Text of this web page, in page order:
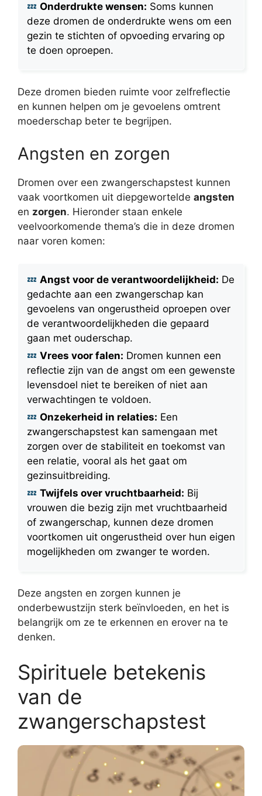
Onderdrukte wensen: Soms kunnen
deze dromen de onderdrukte wens om een
gezin te stichten of opvoeding ervaring op
te doen oproepen.
Deze dromen bieden ruimte voor zelfreflectie
en kunnen helpen om je gevoelens omtrent
moederschap beter te begrijpen.
Angsten en zorgen
Dromen over een zwangerschapstest kunnen
vaak voortkomen uit diepgewortelde angsten
en zorgen. Hieronder staan enkele
veelvoorkomende thema’s die in deze dromen
naar voren komen:
Angst voor de verantwoordelijkheid: De
gedachte aan een zwangerschap kan
gevoelens van ongerustheid oproepen over
de verantwoordelijkheden die gepaard
gaan met ouderschap.
Vrees voor falen: Dromen kunnen een
reflectie zijn van de angst om een gewenste
levensdoel niet te bereiken of niet aan
verwachtingen te voldoen.
Onzekerheid in relaties: Een
zwangerschapstest kan samengaan met
zorgen over de stabiliteit en toekomst van
een relatie, vooral als het gaat om
gezinsuitbreiding.
Twijfels over vruchtbaarheid: Bij
vrouwen die bezig zijn met vruchtbaarheid
of zwangerschap, kunnen deze dromen
voortkomen uit ongerustheid over hun eigen
mogelijkheden om zwanger te worden.
Deze angsten en zorgen kunnen je
onderbewustzijn sterk beïnvloeden, en het is
belangrijk om ze te erkennen en erover na te
denken.
Spirituele betekenis
van de
zwangerschapstest